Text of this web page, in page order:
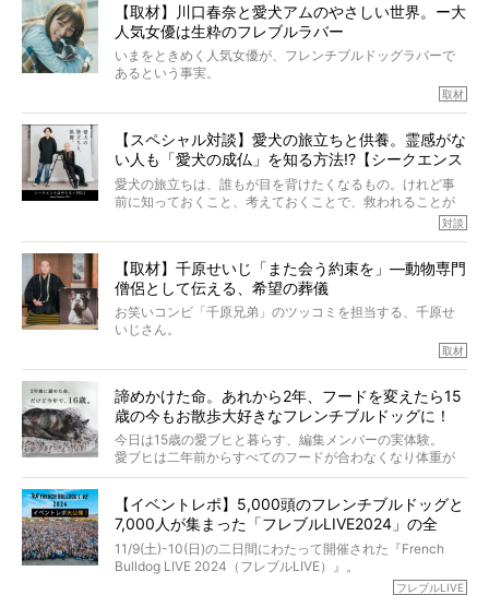
カエピソードが次から次へと飛び出しました。
【取材】川口春奈と愛犬アムのやさしい世界。ー大
人気女優は生粋のフレブルラバー
いまをときめく人気女優が、フレンチブルドッグラバーで
あるという事実。
とりを目の当たりにするほどに、そのフレンチブルドッグ
愛がわたしたちのそれとまったく同じであることに、なん
だかうれしくなってしまったのでした。
春奈さんとアムちゃんのすてきな暮らしを、BUHI編集長の
小西がいつくしみながら、切り取らせていただきます。
取材
【スペシャル対談】愛犬の旅立ちと供養。霊感がな
い人も「愛犬の成仏」を知る方法!?【シークエンス
はやとも×PELI】
愛犬の旅立ちは、誰もが目を背けたくなるもの。けれど事
前に知っておくこと、考えておくことで、救われることが
力をもつお笑い芸人「シークエンスはやとも」さんに、愛
犬の旅立ちや供養についてインタビュー。
インタビュアー兼対談相手は、大の犬好きで心霊分野の知
識にも長けているPELIさん。
「愛犬が旅立ったあと、ベッドやおもちゃはどうすればい
くれる？」
さらには、霊感がない人でも愛犬が成仏したことを知る方
法まで。
お笑い芸人だからこそ暗くなりすぎない、むしろ心がスッ
と軽くなる。
永久保存版のスペシャル対談です！
対談
【取材】千原せいじ「また会う約束を」―動物専門
僧侶として伝える、希望の葬儀
お笑いコンビ「千原兄弟」のツッコミを担当する、千原せ
いじさん。
た。
僧侶としての名は「靖賢（せいけん）」。
当時54歳という年齢にして、なぜ動物専門僧侶という道を
選んだのか。
また、愛犬の旅立ちとどのように向き合うべきなのか。
た。
取材
諦めかけた命。あれから2年、フードを変えたら15
歳の今もお散歩大好きなフレンチブルドッグに！
今日は15歳の愛ブヒと暮らす、編集メンバーの実体験。
愛ブヒは二年前からすべてのフードが合わなくなり体重が
激減。検査をしても異常はなく「年齢のせいですね…」と言
もう諦めるしかないのかな…そんなとき、我が家に届いたの
が「THE fu-do(ザ・フード)」の試食品でした。
そして「THE fu-do(ザ・フード)」を食べつづけて二年、愛
ブヒは15歳になり、今も元気にお散歩をしています。
今回は、二年前の絶望から今までを包み隠さず、時系列で
【イベントレポ】5,000頭のフレンチブルドッグと
7,000人が集まった「フレブルLIVE2024」の全
貌！
11/9(土)-10(日)の二日間にわたって開催された『French
Bulldog LIVE 2024（フレブルLIVE）』。
今年はのべ5,000頭のフレンチブルドッグと7,000人のフレ
フレブルLIVE